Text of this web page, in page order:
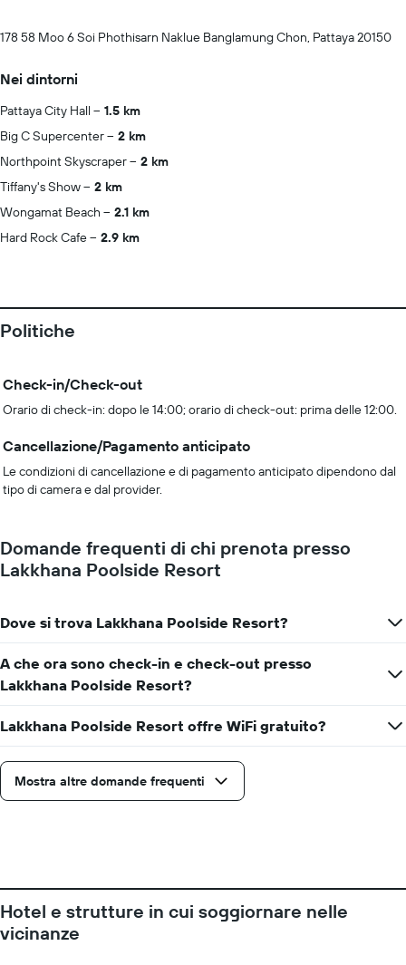
178 58 Moo 6 Soi Phothisarn Naklue Banglamung Chon, Pattaya 20150
Nei dintorni
Pattaya City Hall
1.5 km
Big C Supercenter
2 km
Northpoint Skyscraper
2 km
Tiffany's Show
2 km
Wongamat Beach
2.1 km
Hard Rock Cafe
2.9 km
Politiche
Check-in/Check-out
Orario di check-in: dopo le 14:00; orario di check-out: prima delle 12:00.
Cancellazione/Pagamento anticipato
Le condizioni di cancellazione e di pagamento anticipato dipendono dal
tipo di camera e dal provider.
Domande frequenti di chi prenota presso
Lakkhana Poolside Resort
Dove si trova Lakkhana Poolside Resort?
A che ora sono check-in e check-out presso
Lakkhana Poolside Resort?
Lakkhana Poolside Resort offre WiFi gratuito?
Mostra altre domande frequenti
Hotel e strutture in cui soggiornare nelle
vicinanze